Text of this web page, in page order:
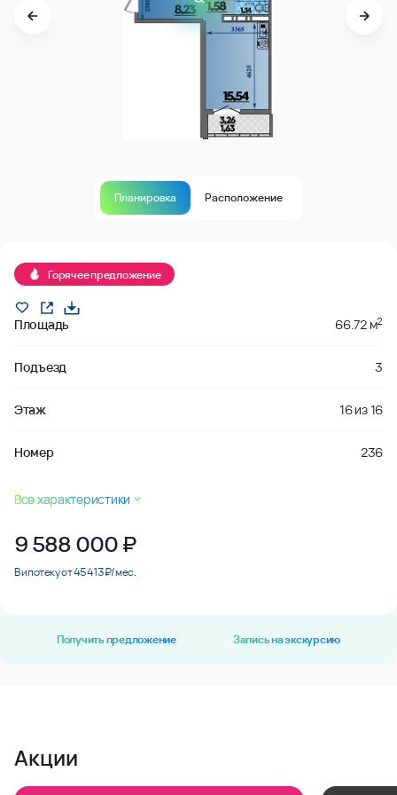
Планировка Расположение
Горячее предложение
Площадь 66.72 м2
Подъезд 3
Этаж 16из16
Номер 236
Все характеристики
9 588 000₽
В ипотеку от 45 413 ₽/мес.
Получить предложение Запись на экскурсию
Акции